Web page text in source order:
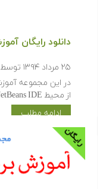
دانلود رایگان
۲۵ مرداد ۱۳۹۴ توسط
از محیط NetBeans IDE (نسخه ۸٫۰٫۲) برای پیاده…
ادامه مطلب